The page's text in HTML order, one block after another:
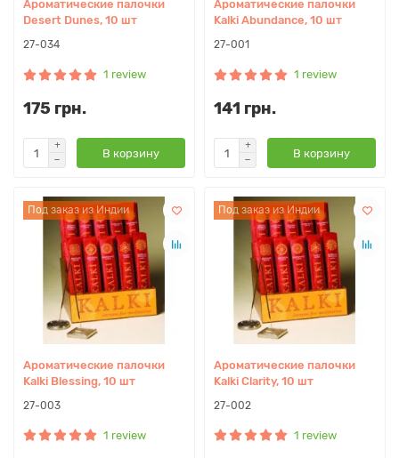
Ароматические палочки
Desert Dunes, 10 шт
27-034
1 review
175 грн.
В корзину
Ароматические палочки
Kalki Abundance, 10 шт
27-001
1 review
141 грн.
В корзину
Под заказ из Индии
Ароматические палочки
Kalki Blessing, 10 шт
27-003
1 review
Под заказ из Индии
Ароматические палочки
Kalki Clarity, 10 шт
27-002
1 review